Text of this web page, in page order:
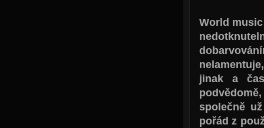
World
jinak a
společně
pořád z